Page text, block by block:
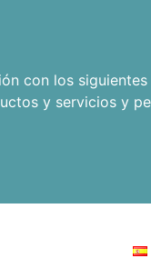
con los siguientes
y servicios y